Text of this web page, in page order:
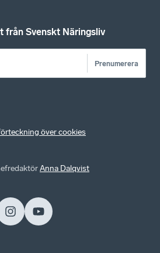
från Svenskt Näringsliv
Prenumerera
över cookies
Anna Dalqvist